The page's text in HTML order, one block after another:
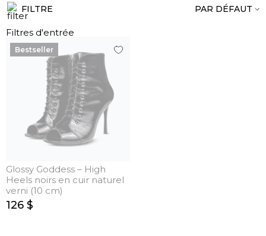
FILTRE PAR DÉFAUT
Filtres d'entrée
Bestseller
Glossy Goddess – High
Heels noirs en cuir naturel
verni (10 cm)
126 $